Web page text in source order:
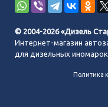
© 2004-2026 «Дизель
Интернет-магазин
для дизельных иномарок
Политика